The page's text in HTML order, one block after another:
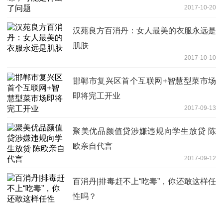
2017-10-20
汉苑良方百消丹：女人最美的衣服永远是
肌肤
2017-10-10
邯郸市复兴区首个互联网+智慧型菜市场
即将完工开业
2017-09-13
聚美优品颜值贷涉嫌违规向学生放贷 陈
欧亲自代言
2017-09-12
百消丹|排毒赶不上“吃毒”，你还敢这样任
性吗？